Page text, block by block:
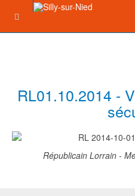
RL01.10.2014 -
Républicain Lorrain -